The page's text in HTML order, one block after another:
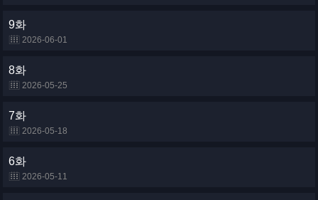
9화
2026-06-01
8화
2026-05-25
7화
2026-05-18
6화
2026-05-11